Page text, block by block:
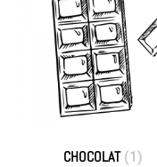
CHOCOLAT (1)